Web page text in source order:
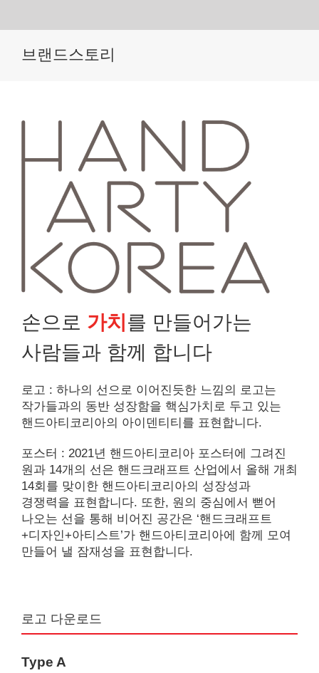
브랜드스토리
손으로 가치를 만들어가는
사람들과 함께 합니다
로고 : 하나의 선으로 이어진듯한 느낌의 로고는
작가들과의 동반 성장함을 핵심가치로 두고 있는
핸드아티코리아의 아이덴티티를 표현합니다.
포스터 : 2021년 핸드아티코리아 포스터에 그려진
원과 14개의 선은 핸드크래프트 산업에서 올해 개최
14회를 맞이한 핸드아티코리아의 성장성과
경쟁력을 표현합니다. 또한, 원의 중심에서 뻗어
나오는 선을 통해 비어진 공간은 ‘핸드크래프트
+디자인+아티스트’가 핸드아티코리아에 함께 모여
만들어 낼 잠재성을 표현합니다.
로고 다운로드
Type A